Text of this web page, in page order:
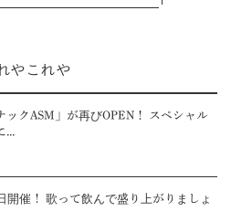
やこれや
ックASM」が再びOPEN！ スペシャル
...
開催！ 歌って飲んで盛り上がりましょ